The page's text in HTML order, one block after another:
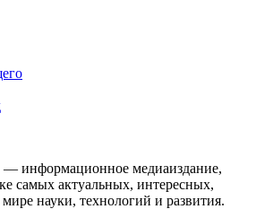
— информационное медиаиздание,
самых актуальных, интересных,
науки, технологий и развития.